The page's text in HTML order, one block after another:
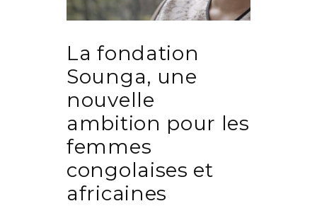
La fondation
Sounga, une
nouvelle
ambition pour les
femmes
congolaises et
africaines